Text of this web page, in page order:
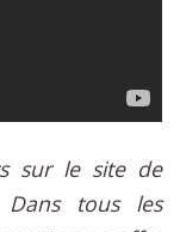
sur le site de
tous les